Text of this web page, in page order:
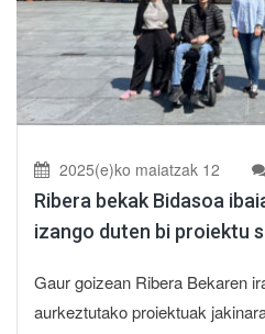
2025(e)ko maiatzak 12
Ribera bekak Bidasoa
izango duten bi proiektu
Gaur goizean Ribera Bekaren
aurkeztutako proiektuak